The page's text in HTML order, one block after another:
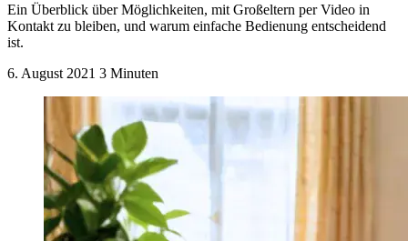
Ein Überblick über Möglichkeiten, mit Großeltern per Video in
Kontakt zu bleiben, und warum einfache Bedienung entscheidend
ist.
6. August 2021 3 Minuten